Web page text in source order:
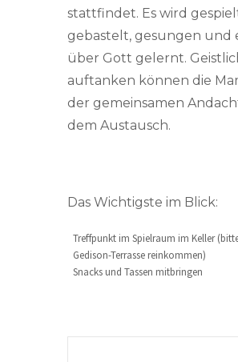
stattfindet. Es wird
gebastelt, gesungen und
über Gott gelernt.
auftanken können die
der gemeinsamen
dem Austausch.
Das Wichtigste im Blick:
Treffpunkt im Spielraum im Keller
Gedison-Terrasse reinkommen)
Snacks und Tassen mitbringen